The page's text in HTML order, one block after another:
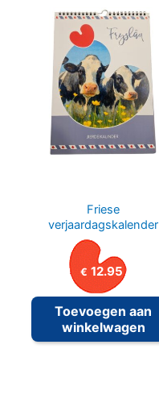
Friese
verjaardagskalender
€ 12.95
Toevoegen aan
winkelwagen